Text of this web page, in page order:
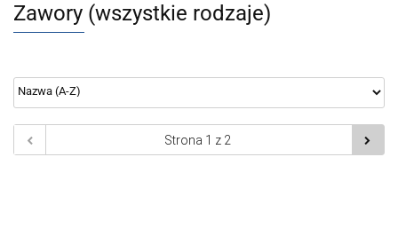
Zawory (wszystkie rodzaje)